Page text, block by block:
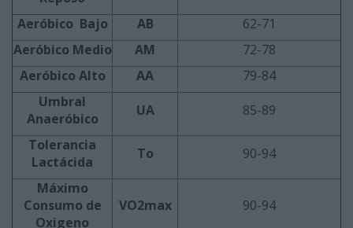
Aeróbico Bajo
AB
62-71
Aeróbico Medio
AM
72-78
Aeróbico Alto
AA
79-84
Umbral
Anaeróbico
UA
85-89
Tolerancia
Lactácida
To
90-94
Máximo
Consumo de
Oxigeno
VO2max 90-94